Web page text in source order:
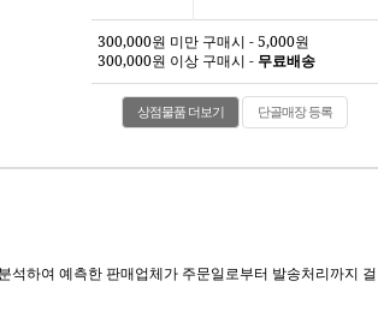
300,000원 미만 구매시 - 5,000원
300,000원 이상 구매시 - 무료배송
상점물품 더보기 단골매장 등록
석하여 예측한 판매업체가 주문일로부터 발송처리까지 걸